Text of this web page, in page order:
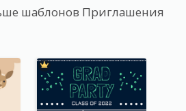
шаблонов Приглашения